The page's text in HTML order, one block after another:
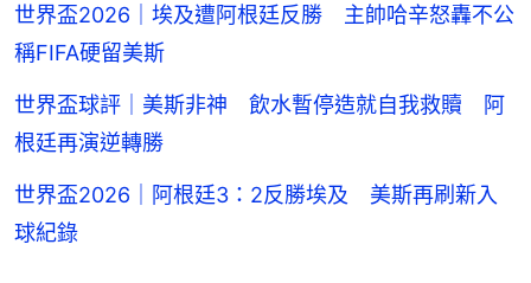
世界盃2026｜埃及遭阿根廷反勝 主帥哈辛怒轟不公
稱FIFA硬留美斯
世界盃球評｜美斯非神 飲水暫停造就自我救贖 阿
根廷再演逆轉勝
世界盃2026｜阿根廷3：2反勝埃及 美斯再刷新入
球紀錄